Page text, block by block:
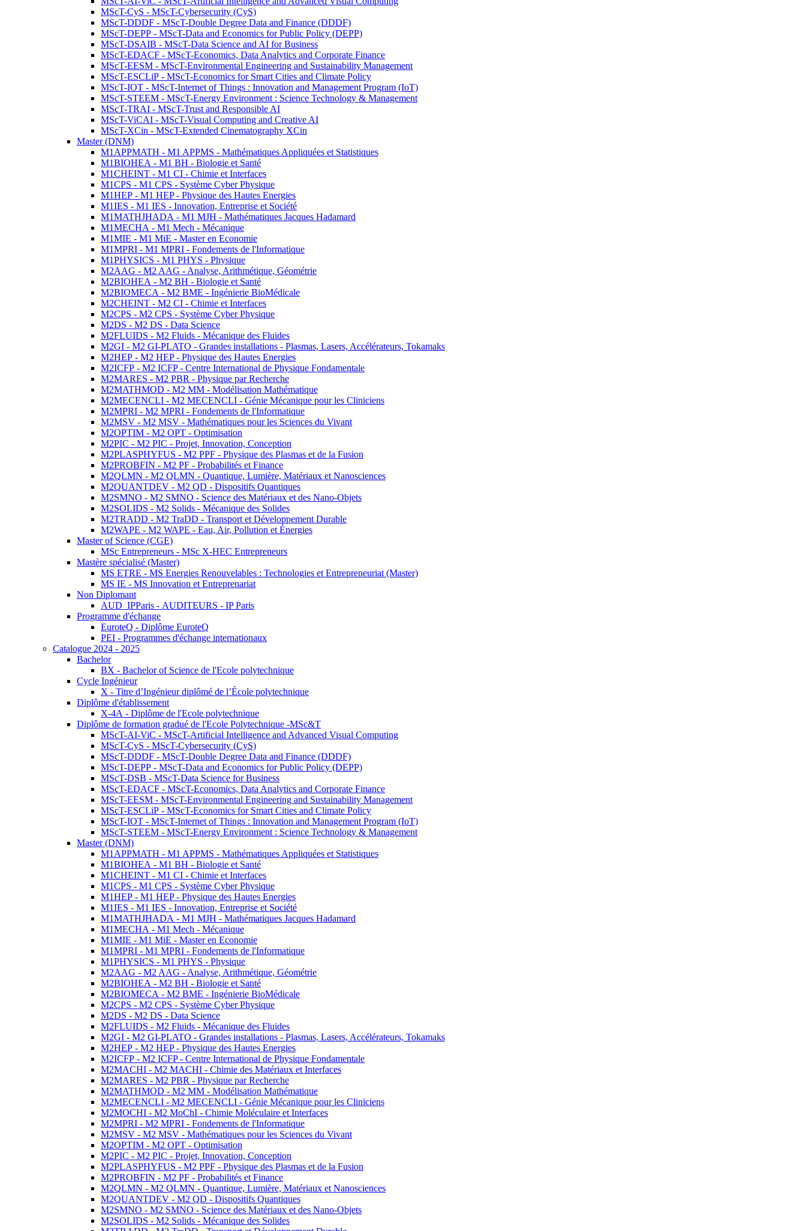
MScT-CyS - MScT-Cybersecurity (CyS)
MScT-DDDF - MScT-Double Degree Data and Finance (DDDF)
MScT-DEPP - MScT-Data and Economics for Public Policy (DEPP)
MScT-DSAIB - MScT-Data Science and AI for Business
MScT-EDACF - MScT-Economics, Data Analytics and Corporate Finance
MScT-EESM - MScT-Environmental Engineering and Sustainability Management
MScT-ESCLiP - MScT-Economics for Smart Cities and Climate Policy
MScT-IOT - MScT-Internet of Things : Innovation and Management Program (IoT)
MScT-STEEM - MScT-Energy Environment : Science Technology & Management
MScT-TRAI - MScT-Trust and Responsible AI
MScT-ViCAI - MScT-Visual Computing and Creative AI
MScT-XCin - MScT-Extended Cinematography XCin
Master (DNM)
M1APPMATH - M1 APPMS - Mathématiques Appliquées et Statistiques
M1BIOHEA - M1 BH - Biologie et Santé
M1CHEINT - M1 CI - Chimie et Interfaces
M1CPS - M1 CPS - Système Cyber Physique
M1HEP - M1 HEP - Physique des Hautes Energies
M1IES - M1 IES - Innovation, Entreprise et Société
M1MATHJHADA - M1 MJH - Mathématiques Jacques Hadamard
M1MECHA - M1 Mech - Mécanique
M1MIE - M1 MiE - Master en Economie
M1MPRI - M1 MPRI - Fondements de l'Informatique
M1PHYSICS - M1 PHYS - Physique
M2AAG - M2 AAG - Analyse, Arithmétique, Géométrie
M2BIOHEA - M2 BH - Biologie et Santé
M2BIOMECA - M2 BME - Ingénierie BioMédicale
M2CHEINT - M2 CI - Chimie et Interfaces
M2CPS - M2 CPS - Système Cyber Physique
M2DS - M2 DS - Data Science
M2FLUIDS - M2 Fluids - Mécanique des Fluides
M2GI - M2 GI-PLATO - Grandes installations - Plasmas, Lasers, Accélérateurs, Tokamaks
M2HEP - M2 HEP - Physique des Hautes Energies
M2ICFP - M2 ICFP - Centre International de Physique Fondamentale
M2MARES - M2 PBR - Physique par Recherche
M2MATHMOD - M2 MM - Modélisation Mathématique
M2MECENCLI - M2 MECENCLI - Génie Mécanique pour les Cliniciens
M2MPRI - M2 MPRI - Fondements de l'Informatique
M2MSV - M2 MSV - Mathématiques pour les Sciences du Vivant
M2OPTIM - M2 OPT - Optimisation
M2PIC - M2 PIC - Projet, Innovation, Conception
M2PLASPHYFUS - M2 PPF - Physique des Plasmas et de la Fusion
M2PROBFIN - M2 PF - Probabilités et Finance
M2QLMN - M2 QLMN - Quantique, Lumière, Matériaux et Nanosciences
M2QUANTDEV - M2 QD - Dispositifs Quantiques
M2SMNO - M2 SMNO - Science des Matériaux et des Nano-Objets
M2SOLIDS - M2 Solids - Mécanique des Solides
M2TRADD - M2 TraDD - Transport et Développement Durable
M2WAPE - M2 WAPE - Eau, Air, Pollution et Énergies
Master of Science (CGE)
MSc Entrepreneurs - MSc X-HEC Entrepreneurs
Mastère spécialisé (Master)
MS ETRE - MS Energies Renouvelables : Technologies et Entrepreneuriat (Master)
MS IE - MS Innovation et Entreprenariat
Non Diplomant
AUD_IPParis - AUDITEURS - IP Paris
Programme d'échange
EuroteQ - Diplôme EuroteQ
PEI - Programmes d'échange internationaux
Catalogue 2024 - 2025
Bachelor
BX - Bachelor of Science de l'Ecole polytechnique
Cycle Ingénieur
X - Titre d’Ingénieur diplômé de l’École polytechnique
Diplôme d'établissement
X-4A - Diplôme de l'Ecole polytechnique
Diplôme de formation gradué de l'Ecole Polytechnique -MSc&T
MScT-AI-ViC - MScT-Artificial Intelligence and Advanced Visual Computing
MScT-CyS - MScT-Cybersecurity (CyS)
MScT-DDDF - MScT-Double Degree Data and Finance (DDDF)
MScT-DEPP - MScT-Data and Economics for Public Policy (DEPP)
MScT-DSB - MScT-Data Science for Business
MScT-EDACF - MScT-Economics, Data Analytics and Corporate Finance
MScT-EESM - MScT-Environmental Engineering and Sustainability Management
MScT-ESCLiP - MScT-Economics for Smart Cities and Climate Policy
MScT-IOT - MScT-Internet of Things : Innovation and Management Program (IoT)
MScT-STEEM - MScT-Energy Environment : Science Technology & Management
Master (DNM)
M1APPMATH - M1 APPMS - Mathématiques Appliquées et Statistiques
M1BIOHEA - M1 BH - Biologie et Santé
M1CHEINT - M1 CI - Chimie et Interfaces
M1CPS - M1 CPS - Système Cyber Physique
M1HEP - M1 HEP - Physique des Hautes Energies
M1IES - M1 IES - Innovation, Entreprise et Société
M1MATHJHADA - M1 MJH - Mathématiques Jacques Hadamard
M1MECHA - M1 Mech - Mécanique
M1MIE - M1 MiE - Master en Economie
M1MPRI - M1 MPRI - Fondements de l'Informatique
M1PHYSICS - M1 PHYS - Physique
M2AAG - M2 AAG - Analyse, Arithmétique, Géométrie
M2BIOHEA - M2 BH - Biologie et Santé
M2BIOMECA - M2 BME - Ingénierie BioMédicale
M2CPS - M2 CPS - Système Cyber Physique
M2DS - M2 DS - Data Science
M2FLUIDS - M2 Fluids - Mécanique des Fluides
M2GI - M2 GI-PLATO - Grandes installations - Plasmas, Lasers, Accélérateurs, Tokamaks
M2HEP - M2 HEP - Physique des Hautes Energies
M2ICFP - M2 ICFP - Centre International de Physique Fondamentale
M2MACHI - M2 MACHI - Chimie des Matériaux et Interfaces
M2MARES - M2 PBR - Physique par Recherche
M2MATHMOD - M2 MM - Modélisation Mathématique
M2MECENCLI - M2 MECENCLI - Génie Mécanique pour les Cliniciens
M2MOCHI - M2 MoChI - Chimie Moléculaire et Interfaces
M2MPRI - M2 MPRI - Fondements de l'Informatique
M2MSV - M2 MSV - Mathématiques pour les Sciences du Vivant
M2OPTIM - M2 OPT - Optimisation
M2PIC - M2 PIC - Projet, Innovation, Conception
M2PLASPHYFUS - M2 PPF - Physique des Plasmas et de la Fusion
M2PROBFIN - M2 PF - Probabilités et Finance
M2QLMN - M2 QLMN - Quantique, Lumière, Matériaux et Nanosciences
M2QUANTDEV - M2 QD - Dispositifs Quantiques
M2SMNO - M2 SMNO - Science des Matériaux et des Nano-Objets
M2SOLIDS - M2 Solids - Mécanique des Solides